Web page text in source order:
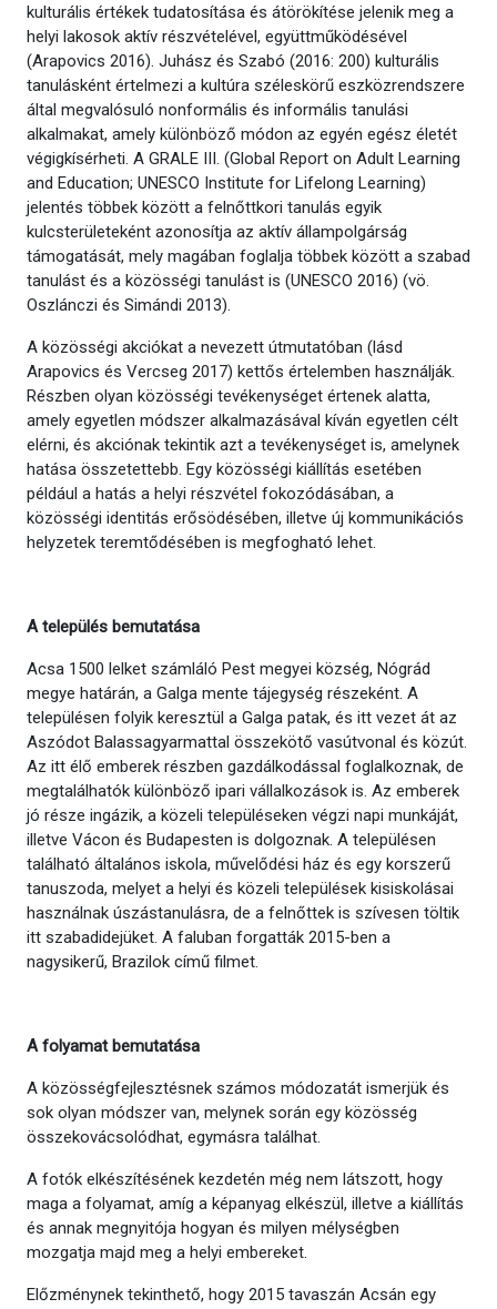
kulturális értékek tudatosítása és átörökítése jelenik meg a
helyi lakosok aktív részvételével, együttműködésével
(Arapovics 2016). Juhász és Szabó (2016: 200) kulturális
tanulásként értelmezi a kultúra széleskörű eszközrendszere
által megvalósuló nonformális és informális tanulási
alkalmakat, amely különböző módon az egyén egész életét
végigkísérheti. A GRALE III. (Global Report on Adult Learning
and Education; UNESCO Institute for Lifelong Learning)
jelentés többek között a felnőttkori tanulás egyik
kulcsterületeként azonosítja az aktív állampolgárság
támogatását, mely magában foglalja többek között a szabad
tanulást és a közösségi tanulást is (UNESCO 2016) (vö.
Oszlánczi és Simándi 2013).
A közösségi akciókat a nevezett útmutatóban (lásd
Arapovics és Vercseg 2017) kettős értelemben használják.
Részben olyan közösségi tevékenységet értenek alatta,
amely egyetlen módszer alkalmazásával kíván egyetlen célt
elérni, és akciónak tekintik azt a tevékenységet is, amelynek
hatása összetettebb. Egy közösségi kiállítás esetében
például a hatás a helyi részvétel fokozódásában, a
közösségi identitás erősödésében, illetve új kommunikációs
helyzetek teremtődésében is megfogható lehet.
A település bemutatása
Acsa 1500 lelket számláló Pest megyei község, Nógrád
megye határán, a Galga mente tájegység részeként. A
településen folyik keresztül a Galga patak, és itt vezet át az
Aszódot Balassagyarmattal összekötő vasútvonal és közút.
Az itt élő emberek részben gazdálkodással foglalkoznak, de
megtalálhatók különböző ipari vállalkozások is. Az emberek
jó része ingázik, a közeli településeken végzi napi munkáját,
illetve Vácon és Budapesten is dolgoznak. A településen
található általános iskola, művelődési ház és egy korszerű
tanuszoda, melyet a helyi és közeli települések kisiskolásai
használnak úszástanulásra, de a felnőttek is szívesen töltik
itt szabadidejüket. A faluban forgatták 2015-ben a
nagysikerű, Brazilok című filmet.
A folyamat bemutatása
A közösségfejlesztésnek számos módozatát ismerjük és
sok olyan módszer van, melynek során egy közösség
összekovácsolódhat, egymásra találhat.
A fotók elkészítésének kezdetén még nem látszott, hogy
maga a folyamat, amíg a képanyag elkészül, illetve a kiállítás
és annak megnyitója hogyan és milyen mélységben
mozgatja majd meg a helyi embereket.
Előzménynek tekinthető, hogy 2015 tavaszán Acsán egy